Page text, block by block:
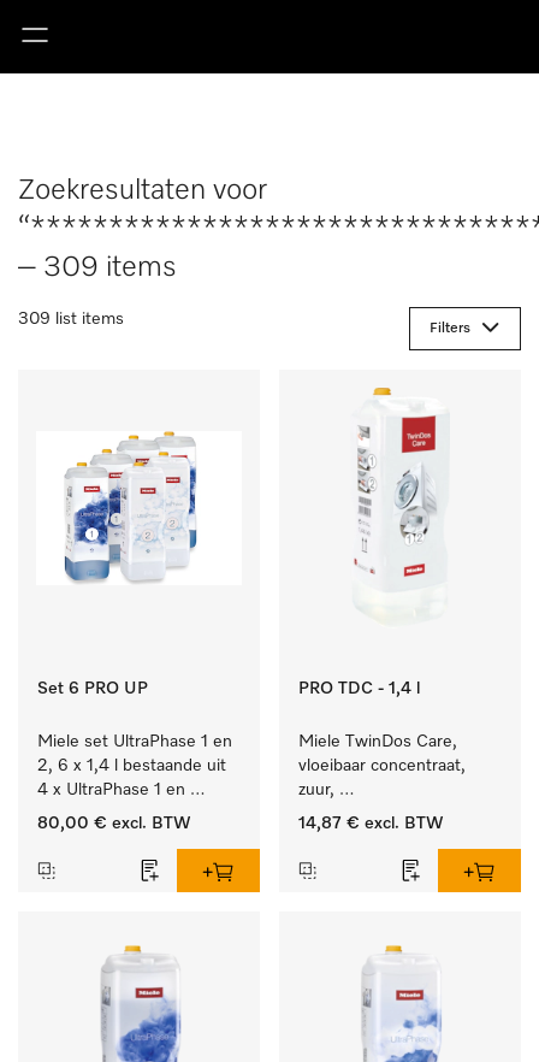
Zoekresultaten voor
– 309 items
309 list items
Filters
Set 6 PRO UP
Miele set UltraPhase 1 en
2, 6 x 1,4 l bestaande uit
4 x UltraPhase 1 en
2 x UltraPhase 2.
80,00 € excl. BTW
PRO TDC - 1,4 l
Miele TwinDos Care,
vloeibaar concentraat,
zuur,
1,4 l Reinigingsmiddel
doseersysteem.
14,87 € excl. BTW